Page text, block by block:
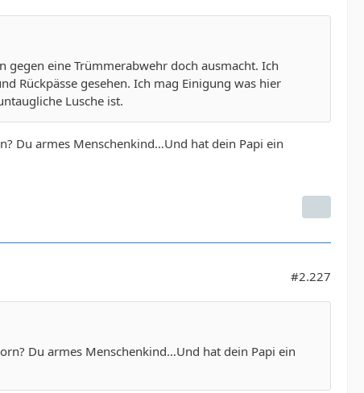
eine Trümmerabwehr doch ausmacht. Ich
Rückpässe gesehen. Ich mag Einigung was hier
Lusche ist.
Du armes Menschenkind…Und hat dein Papi ein
#2.227
Du armes Menschenkind…Und hat dein Papi ein